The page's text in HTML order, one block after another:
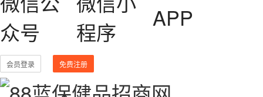
会员登录 免费注册